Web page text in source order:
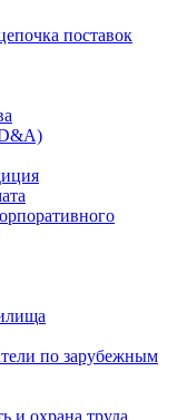
поставок
по зарубежным
и охрана труда